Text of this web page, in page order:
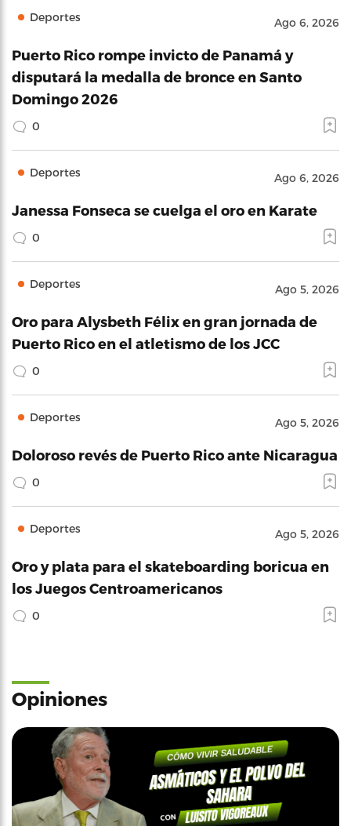
Deportes Ago 6, 2026
Puerto Rico rompe invicto de Panamá y
disputará la medalla de bronce en Santo
Domingo 2026
0
Deportes Ago 6, 2026
Janessa Fonseca se cuelga el oro en Karate
0
Deportes Ago 5, 2026
Oro para Alysbeth Félix en gran jornada de
Puerto Rico en el atletismo de los JCC
0
Deportes Ago 5, 2026
Doloroso revés de Puerto Rico ante Nicaragua
0
Deportes Ago 5, 2026
Oro y plata para el skateboarding boricua en
los Juegos Centroamericanos
0
Opiniones